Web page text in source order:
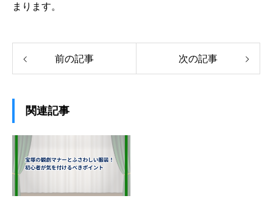
まります。
前の記事 次の記事
関連記事